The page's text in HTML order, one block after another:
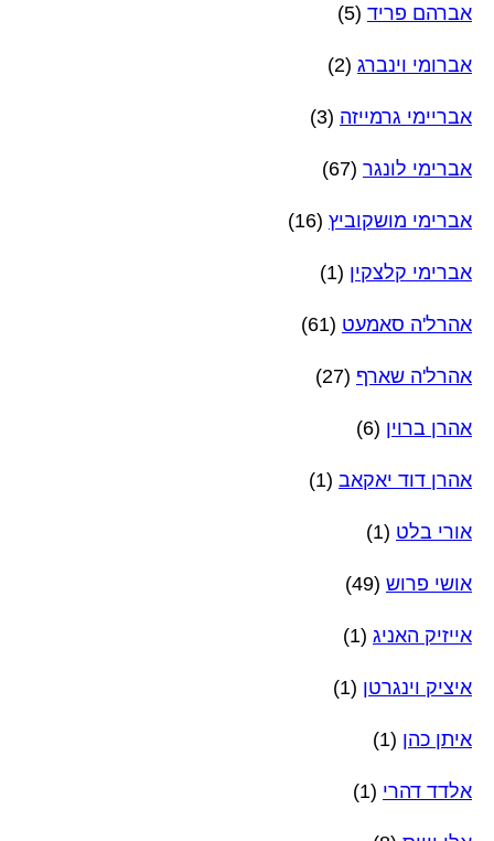
אברהם פריד (5)
אברומי וינברג (2)
אבריימי גרמייזה (3)
אברימי לונגר (67)
אברימי מושקוביץ (16)
אברימי קלצקין (1)
אהרל'ה סאמעט (61)
אהרל'ה שארף (27)
אהרן ברוין (6)
אהרן דוד יאקאב (1)
אורי בלט (1)
אושי פרוש (49)
אייזיק האניג (1)
איציק וינגרטן (1)
איתן כהן (1)
אלדד דהרי (1)